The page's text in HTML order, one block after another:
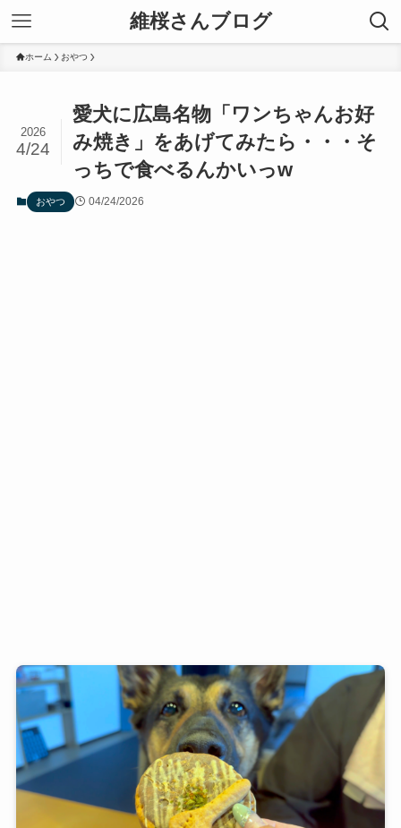
維桜さんブログ
ホーム おやつ
愛犬に広島名物「ワンちゃんお好
み焼き」をあげてみたら・・・そ
っちで食べるんかいっw
2026
4/24
おやつ 04/24/2026